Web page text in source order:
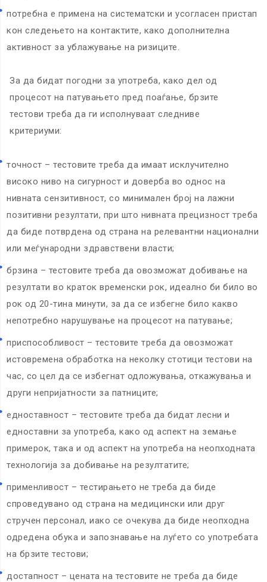
потребна е примена на систематски и усогласен пристап
кон следењето на контактите, како дополнителна
активност за ублажување на ризиците.
За да бидат погодни за употреба, како дел од
процесот на патувањето пред поаѓање, брзите
тестови треба да ги исполнуваат следниве
критериуми:
точност – тестовите треба да имаат исклучително
високо ниво на сигурност и доверба во однос на
нивната сензитивност, со минимален број на лажни
позитивни резултати, при што нивната прецизност треба
да биде потврдена од страна на релевантни национални
или меѓународни здравствени власти;
брзина – тестовите треба да овозможат добивање на
резултати во краток временски рок, идеално би било во
рок од 20-тина минути, за да се избегне било какво
непотребно нарушување на процесот на патување;
приспособливост – тестовите треба да овозможат
истовремена обработка на неколку стотици тестови на
час, со цел да се избегнат одложувања, откажувања и
други непријатности за патниците;
едноставност – тестовите треба да бидат лесни и
едноставни за употреба, како од аспект на земање
примерок, така и од аспект на употреба на неопходната
технологија за добивање на резултатите;
применливост – тестирањето не треба да биде
спроведувано од страна на медицински или друг
стручен персонал, иако се очекува да биде неопходна
одредена обука и запознавање на луѓето со употребата
на брзите тестови;
достапност – цената на тестовите не треба да биде